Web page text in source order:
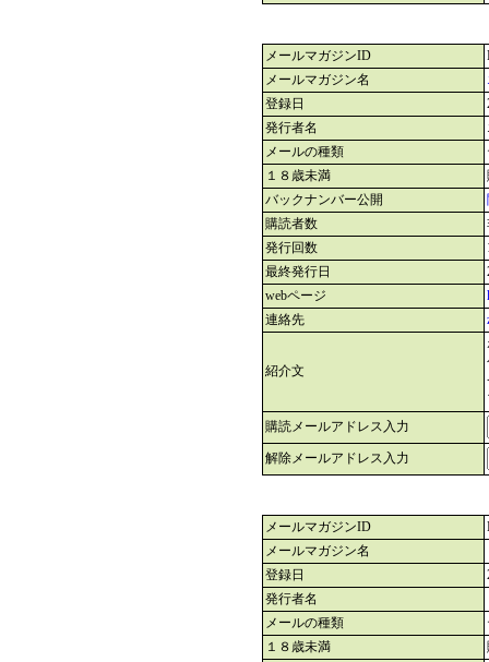
メールマガジンID
メールマガジン名
登録日
発行者名
メールの種類
１８歳未満
バックナンバー公開
購読者数
発行回数
最終発行日
webページ
連絡先
紹介文
購読メールアドレス入力
解除メールアドレス入力
メールマガジンID
メールマガジン名
登録日
発行者名
メールの種類
１８歳未満